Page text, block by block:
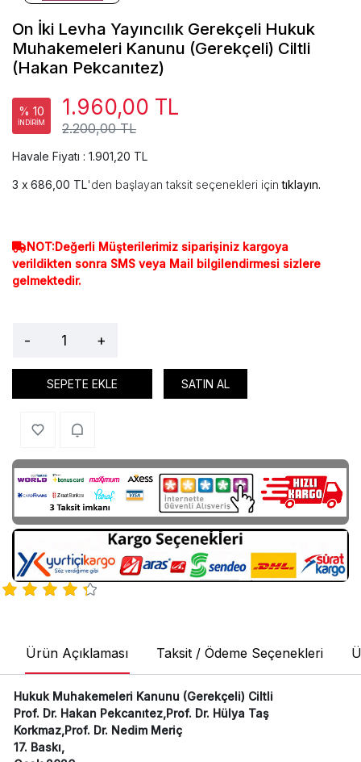
On İki Levha Yayıncılık Gerekçeli Hukuk
Muhakemeleri Kanunu (Gerekçeli) Ciltli
(Hakan Pekcanıtez)
% 10
İNDİRİM 2.200,00 TL
1.960,00 TL
Havale Fiyatı : 1.901,20 TL
686,00 TL'den başlayan taksit seçenekleri içintıklayın.
NOT:Değerli Müşterilerimiz siparişiniz kargoya
verildikten sonra SMS veya Mail bilgilendirmesi sizlere
gelmektedir.
- +
SEPETE EKLE SATIN AL
Ürün Açıklaması Taksit / Ödeme Seçenekleri
Hukuk Muhakemeleri Kanunu (Gerekçeli) Ciltli
Prof. Dr. Hakan Pekcanıtez,Prof. Dr. Hülya Taş
Korkmaz,Prof. Dr. Nedim Meriç
17. Baskı,